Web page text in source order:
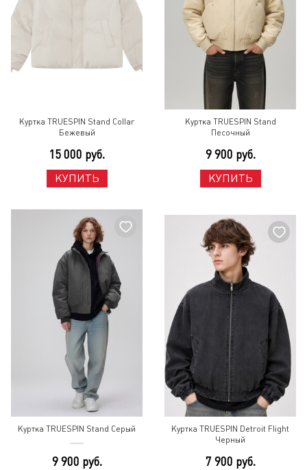
Куртка TRUESPIN Stand Collar
Бежевый
15 000 руб.
КУПИТЬ
Куртка TRUESPIN Stand
Песочный
9 900 руб.
КУПИТЬ
Куртка TRUESPIN Stand Серый
9 900 руб.
Куртка TRUESPIN Detroit Flight
Черный
7 900 руб.